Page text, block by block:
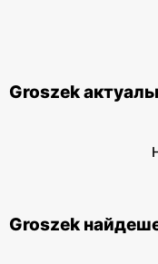
Groszek
Groszek